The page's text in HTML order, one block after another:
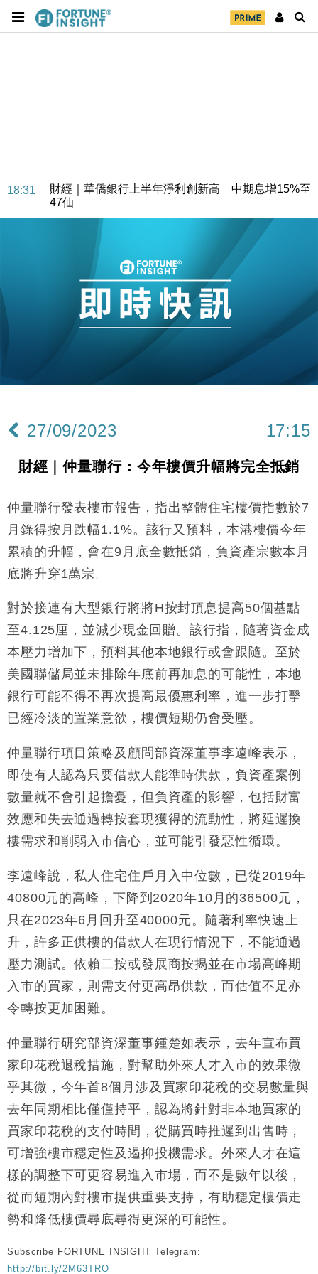
18:31
財經｜華僑銀行上半年淨利創新高 中期息增15%至
47仙
財經｜滙豐上調香港今年GDP預測至4.5% 看好貿易
及消費表現
本地｜假冒內地執法人員要求交「保證金」 43歲女子
損失近6900萬元
財經｜日經失守6.5萬點後回穩 全周仍升近2%
15:47
財經｜恒隆10月換帥 玩具「反」斗城亞洲CEO蔡德
財經｜韓股反覆波動收跌 連挫7周創逾3年最長跌勢
12:44
財經｜日本春季三度入市撐日圓 4月單日斥6.28萬億
11:12
國際｜特朗普料美伊戰事快結束 承認部分彈藥庫存緊
15:59
財經｜SA售股自救後再出手 斥4億美元押注未上市公
司
18:31
財經｜華僑銀行上半年淨利創新高 中期息增15%至
47仙
17:33
財經｜滙豐上調香港今年GDP預測至4.5% 看好貿易
16:47
本地｜假冒內地執法人員要求交「保證金」 43歲女子
損失近6900萬元
16:05
財經｜日經失守6.5萬點後回穩 全周仍升近2%
15:47
粦接任
15:11
財經｜韓股反覆波動收跌 連挫7周創逾3年最長跌勢
13:44
財經｜內地7月美元計價出口增近24%勝預期 貿易順
差達1125億美元
12:44
財經｜日本春季三度入市撐日圓 4月單日斥6.28萬億
日圓干預創新高
國際｜特朗普料美伊戰事快結束 承認部分彈藥庫存緊
張
司
27/09/2023 17:15
財經｜仲量聯行：今年樓價升幅將完全抵銷
仲量聯行發表樓市報告，指出整體住宅樓價指數於7
月錄得按月跌幅1.1%。該行又預料，本港樓價今年
累積的升幅，會在9月底全數抵銷，負資產宗數本月
底將升穿1萬宗。
對於接連有大型銀行將將H按封頂息提高50個基點
至4.125厘，並減少現金回贈。該行指，隨著資金成
本壓力增加下，預料其他本地銀行或會跟隨。至於
美國聯儲局並未排除年底前再加息的可能性，本地
銀行可能不得不再次提高最優惠利率，進一步打擊
已經冷淡的置業意欲，樓價短期仍會受壓。
仲量聯行項目策略及顧問部資深董事李遠峰表示，
即使有人認為只要借款人能準時供款，負資產案例
數量就不會引起擔憂，但負資產的影響，包括財富
效應和失去通過轉按套現獲得的流動性，將延遲換
樓需求和削弱入市信心，並可能引發惡性循環。
李遠峰說，私人住宅住戶月入中位數，已從2019年
40800元的高峰，下降到2020年10月的36500元，
只在2023年6月回升至40000元。隨著利率快速上
升，許多正供樓的借款人在現行情況下，不能通過
壓力測試。依賴二按或發展商按揭並在市場高峰期
入市的買家，則需支付更高昂供款，而估值不足亦
令轉按更加困難。
仲量聯行研究部資深董事鍾楚如表示，去年宣布買
家印花稅退稅措施，對幫助外來人才入市的效果微
乎其微，今年首8個月涉及買家印花稅的交易數量與
去年同期相比僅僅持平，認為將針對非本地買家的
買家印花稅的支付時間，從購買時推遲到出售時，
可增強樓市穩定性及遏抑投機需求。外來人才在這
樣的調整下可更容易進入市場，而不是數年以後，
從而短期內對樓市提供重要支持，有助穩定樓價走
勢和降低樓價尋底尋得更深的可能性。
Subscribe FORTUNE INSIGHT Telegram:
http://bit.ly/2M63TRO